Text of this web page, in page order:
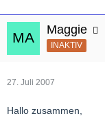
Maggie
INAKTIV
27. Juli 2007
Hallo zusammen,